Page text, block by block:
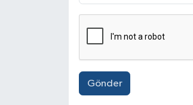
Gönder